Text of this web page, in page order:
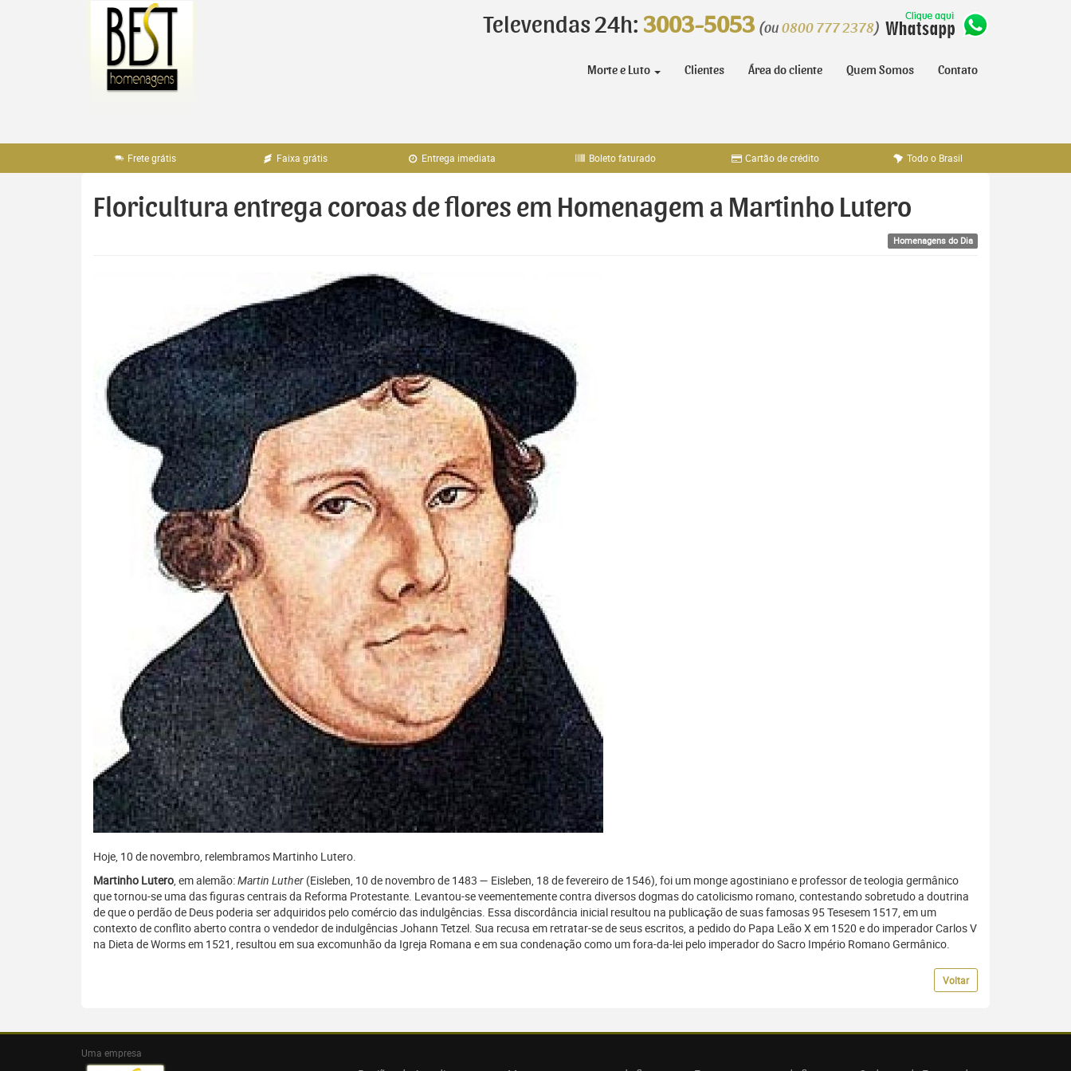
Televendas 24h: 3003-5053 (ou 0800 777 2378)
Morte e Luto Clientes Área do cliente Quem Somos Contato
Frete grátis Faixa grátis Entrega imediata Boleto faturado Cartão de crédito Todo o Brasil
Floricultura entrega coroas de flores em Homenagem a Martinho Lutero
Homenagens do Dia
Hoje, 10 de novembro, relembramos Martinho Lutero.
Martinho Lutero, em alemão:Martin Luther (Eisleben, 10 de novembro de 1483 — Eisleben, 18 de fevereiro de 1546), foi um monge agostiniano e professor de teologia germânico
que tornou-se uma das figuras centrais da Reforma Protestante. Levantou-se veementemente contra diversos dogmas do catolicismo romano, contestando sobretudo a doutrina
de que o perdão de Deus poderia ser adquiridos pelo comércio das indulgências. Essa discordância inicial resultou na publicação de suas famosas 95 Tesesem 1517, em um
contexto de conflito aberto contra o vendedor de indulgências Johann Tetzel. Sua recusa em retratar-se de seus escritos, a pedido do Papa Leão X em 1520 e do imperador Carlos V
na Dieta de Worms em 1521, resultou em sua excomunhão da Igreja Romana e em sua condenação como um fora-da-lei pelo imperador do Sacro Império Romano Germânico.
Voltar
Uma empresa